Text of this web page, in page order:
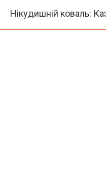
Нікудишній коваль: